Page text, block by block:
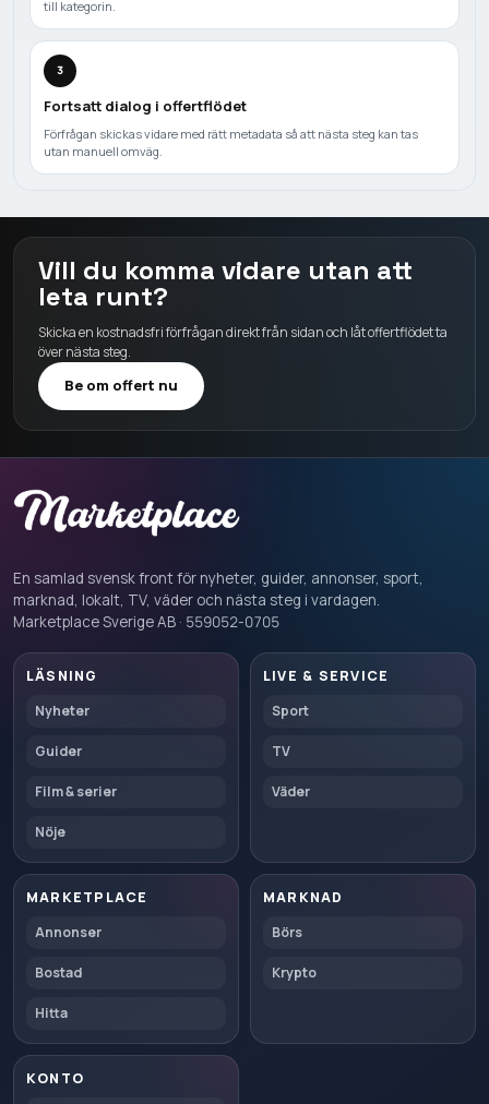
till kategorin.
3
Fortsatt dialog i offertflödet
Förfrågan skickas vidare med rätt metadata så att nästa steg kan tas
utan manuell omväg.
Vill du komma vidare utan att
leta runt?
Skicka en kostnadsfri förfrågan direkt från sidan och låt offertflödet ta
över nästa steg.
Be om offert nu
En samlad svensk front för nyheter, guider, annonser, sport,
marknad, lokalt, TV, väder och nästa steg i vardagen.
Marketplace Sverige AB · 559052-0705
LÄSNING
Nyheter
Guider
Film & serier
Nöje
LIVE & SERVICE
Sport
TV
Väder
MARKETPLACE
Annonser
Bostad
Hitta
MARKNAD
Börs
Krypto
KONTO